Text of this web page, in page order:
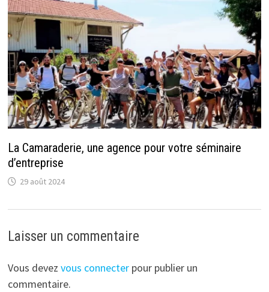
La Camaraderie, une agence pour votre séminaire
d’entreprise
29 août 2024
Laisser un commentaire
Vous devez vous connecterpour publier un
commentaire.